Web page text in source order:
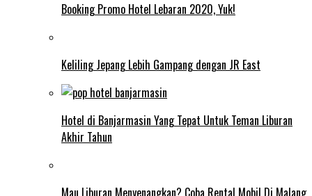
Booking Promo Hotel Lebaran 2020, Yuk!
Keliling Jepang Lebih Gampang dengan JR East
Hotel di Banjarmasin Yang Tepat Untuk Teman Liburan
Akhir Tahun